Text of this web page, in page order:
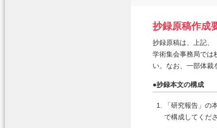
抄録原稿作成
抄録原稿は、上記、
学術集会事務局では
い。なお、一部体裁
●抄録本文の構成
1.
「研究報告」
で構成してくだ